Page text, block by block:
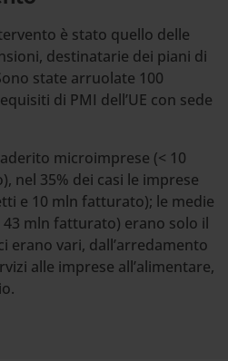
è stato quello delle
destinatarie dei piani di
state arruolate 100
di PMI dell’UE con sede
microimprese (< 10
nel 35% dei casi le imprese
e 10 mln fatturato); le medie
43 mln fatturato) erano solo il
erano vari, dall’arredamento
alle imprese all’alimentare,